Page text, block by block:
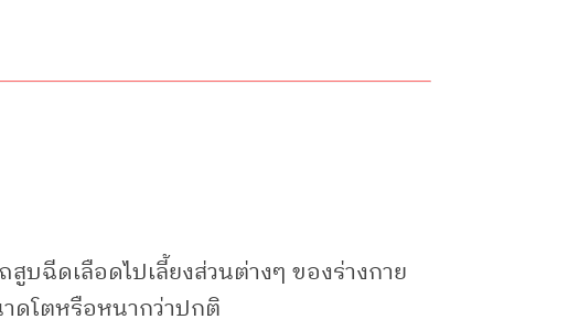
สูบฉีดเลือดไปเลี้ยงส่วนต่างๆ ของร่างกาย
ดโตหรือหนากว่าปกติ